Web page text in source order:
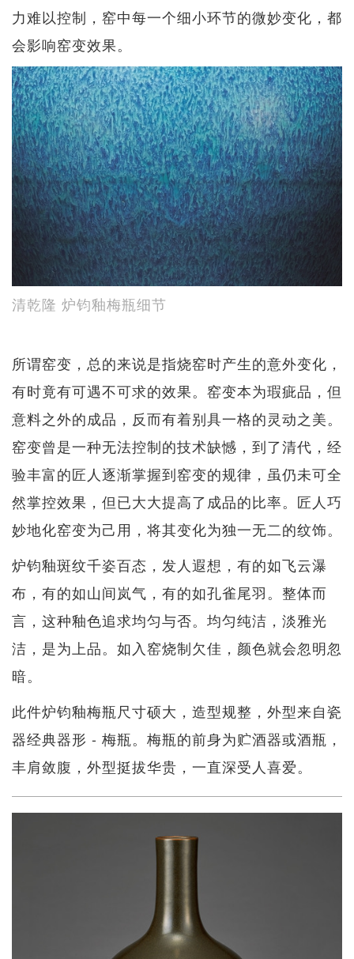
力难以控制，窑中每一个细小环节的微妙变化，都
会影响窑变效果。
清乾隆 炉钧釉梅瓶细节
所谓窑变，总的来说是指烧窑时产生的意外变化，
有时竟有可遇不可求的效果。窑变本为瑕疵品，但
意料之外的成品，反而有着别具一格的灵动之美。
窑变曾是一种无法控制的技术缺憾，到了清代，经
验丰富的匠人逐渐掌握到窑变的规律，虽仍未可全
然掌控效果，但已大大提高了成品的比率。匠人巧
妙地化窑变为己用，将其变化为独一无二的纹饰。
炉钧釉斑纹千姿百态，发人遐想，有的如飞云瀑
布，有的如山间岚气，有的如孔雀尾羽。整体而
言，这种釉色追求均匀与否。均匀纯洁，淡雅光
洁，是为上品。如入窑烧制欠佳，颜色就会忽明忽
暗。
此件炉钧釉梅瓶尺寸硕大，造型规整，外型来自瓷
器经典器形 - 梅瓶。梅瓶的前身为贮酒器或酒瓶，
丰肩敛腹，外型挺拔华贵，一直深受人喜爱。